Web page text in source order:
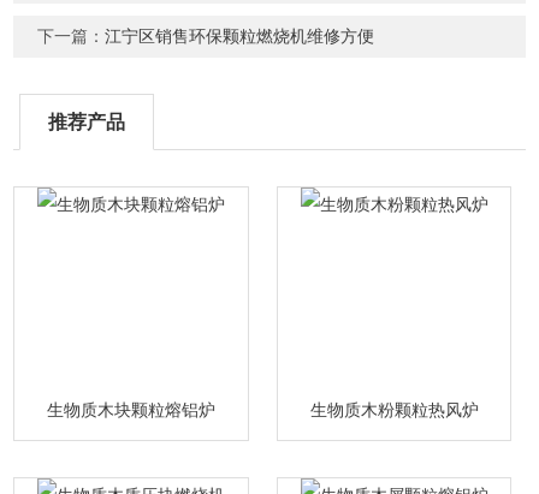
下一篇：江宁区销售环保颗粒燃烧机维修方便
推荐产品
生物质木块颗粒熔铝炉 生物质木粉颗粒热风炉